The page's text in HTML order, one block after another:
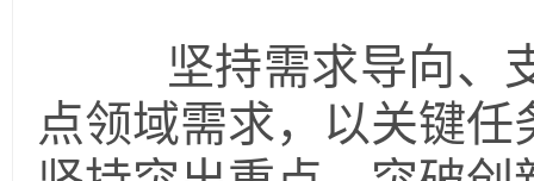
坚持需求导向、支
点领域需求，以关键